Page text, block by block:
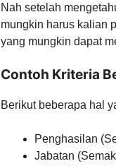
Nah setelah
mungkin harus kalian
yang mungkin dapat
Contoh Kriteria
Berikut beberapa hal
Penghasilan
Jabatan